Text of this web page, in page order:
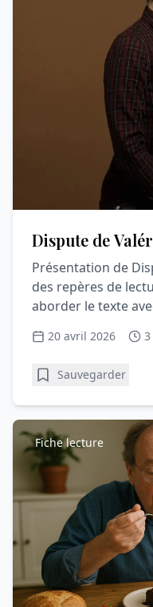
Dispute de
Présentation de
des repères de
aborder le texte
20 avril 2026
Sauvegarder
Fiche lecture